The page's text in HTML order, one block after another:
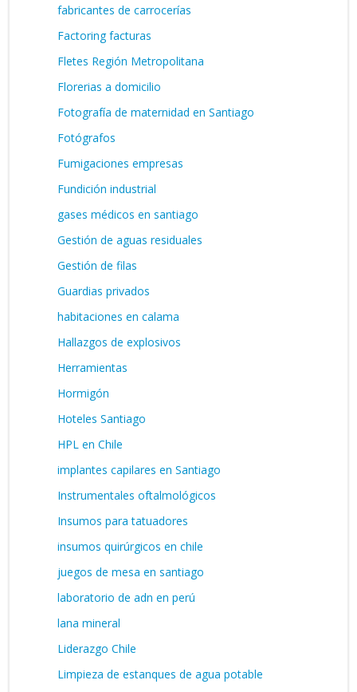
fabricantes de carrocerías
Factoring facturas
Fletes Región Metropolitana
Florerias a domicilio
Fotografía de maternidad en Santiago
Fotógrafos
Fumigaciones empresas
Fundición industrial
gases médicos en santiago
Gestión de aguas residuales
Gestión de filas
Guardias privados
habitaciones en calama
Hallazgos de explosivos
Herramientas
Hormigón
Hoteles Santiago
HPL en Chile
implantes capilares en Santiago
Instrumentales oftalmológicos
Insumos para tatuadores
insumos quirúrgicos en chile
juegos de mesa en santiago
laboratorio de adn en perú
lana mineral
Liderazgo Chile
Limpieza de estanques de agua potable